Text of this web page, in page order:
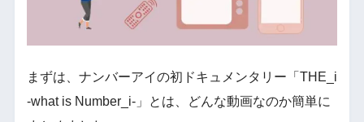
まずは、ナンバーアイの初ドキュメンタリー「THE_i
-what is Number_i-」とは、どんな動画なのか簡単に